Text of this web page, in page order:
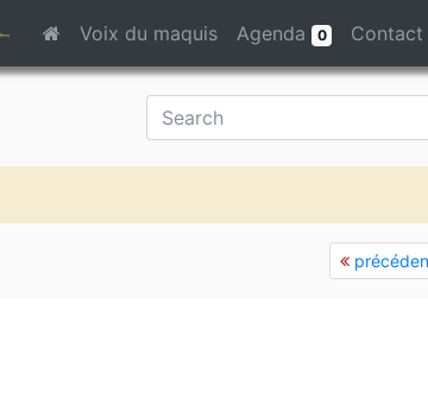
Voix du maquis Agenda 0 Contact